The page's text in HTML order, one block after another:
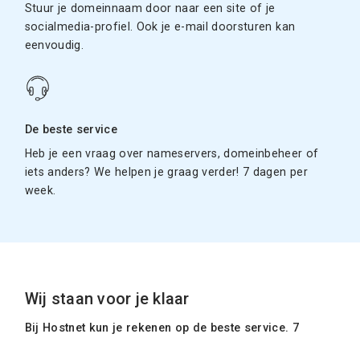
Stuur je domeinnaam door naar een site of je
socialmedia-profiel. Ook je e-mail doorsturen kan
eenvoudig.
De beste service
Heb je een vraag over nameservers, domeinbeheer of
iets anders? We helpen je graag verder! 7 dagen per
week.
Wij staan voor je klaar
Bij Hostnet kun je rekenen op de beste service. 7